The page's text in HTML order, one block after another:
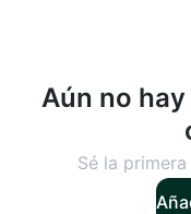
Aún no
Sé la